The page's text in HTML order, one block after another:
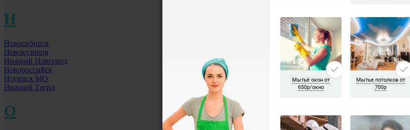
Н
Новосибирск
Новокузнецк
Нижний Новгород
Новороссийск
Ногинск МО
Нижний Тагил
О